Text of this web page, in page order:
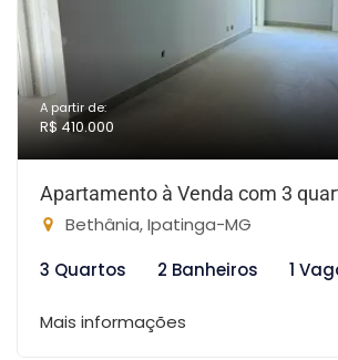
A partir de:
R$ 410.000
Apartamento à Venda com 3
Bethânia, Ipatinga-MG
3 Quartos
2 Banheiros 1
Mais informações